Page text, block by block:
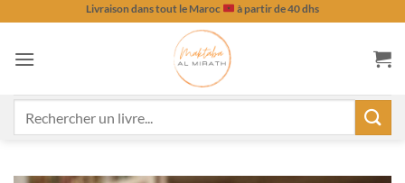
contenu
Livraison dans tout le Maroc à partir de 40 dhs